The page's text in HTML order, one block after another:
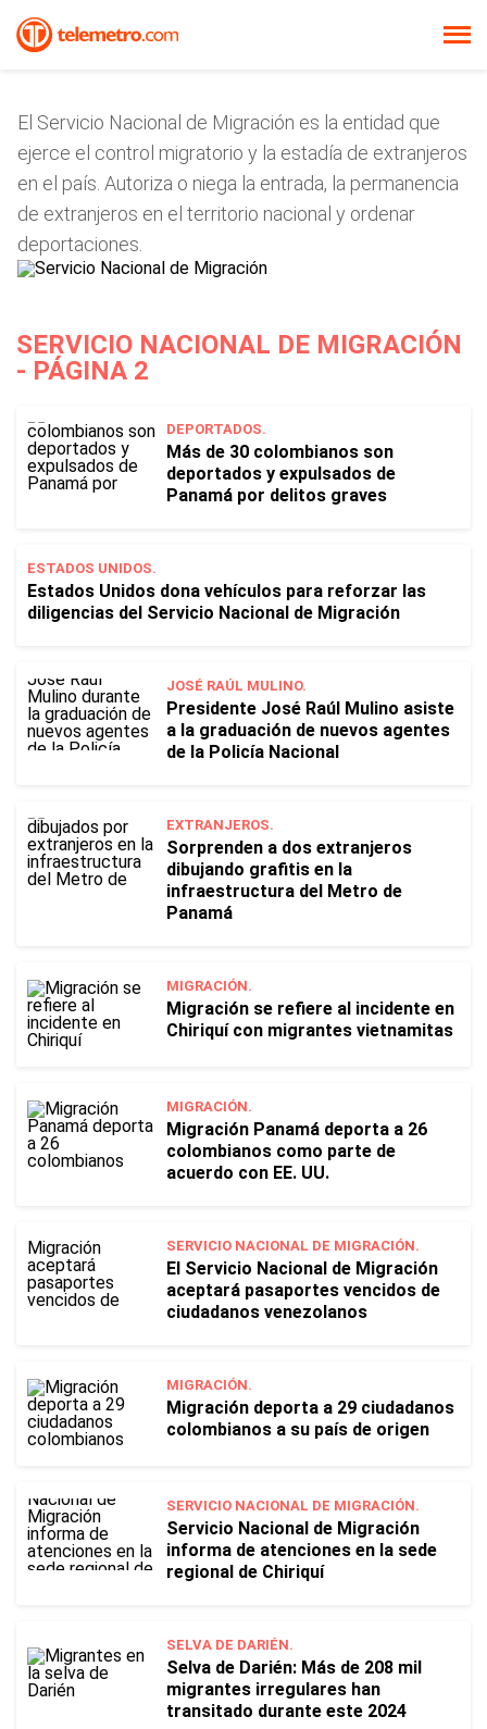
El Servicio Nacional de Migración es la entidad que
ejerce el control migratorio y la estadía de extranjeros
en el país. Autoriza o niega la entrada, la permanencia
de extranjeros en el territorio nacional y ordenar
deportaciones.
SERVICIO NACIONAL DE MIGRACIÓN
- PÁGINA 2
DEPORTADOS.
Más de 30 colombianos son
deportados y expulsados de
Panamá por delitos graves
ESTADOS UNIDOS.
Estados Unidos dona vehículos para reforzar las
diligencias del Servicio Nacional de Migración
JOSÉ RAÚL MULINO.
Presidente José Raúl Mulino asiste
a la graduación de nuevos agentes
de la Policía Nacional
EXTRANJEROS.
Sorprenden a dos extranjeros
dibujando grafitis en la
infraestructura del Metro de
Panamá
MIGRACIÓN.
Migración se refiere al incidente en
Chiriquí con migrantes vietnamitas
MIGRACIÓN.
Migración Panamá deporta a 26
colombianos como parte de
acuerdo con EE. UU.
SERVICIO NACIONAL DE MIGRACIÓN.
El Servicio Nacional de Migración
aceptará pasaportes vencidos de
ciudadanos venezolanos
MIGRACIÓN.
Migración deporta a 29 ciudadanos
colombianos a su país de origen
SERVICIO NACIONAL DE MIGRACIÓN.
Servicio Nacional de Migración
informa de atenciones en la sede
regional de Chiriquí
SELVA DE DARIÉN.
Selva de Darién: Más de 208 mil
migrantes irregulares han
transitado durante este 2024